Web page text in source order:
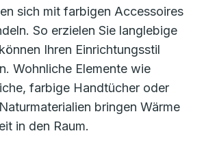
sich mit farbigen Accessoires
So erzielen Sie langlebige
Ihren Einrichtungsstil
Wohnliche Elemente wie
farbige Handtücher oder
bringen Wärme
in den Raum.